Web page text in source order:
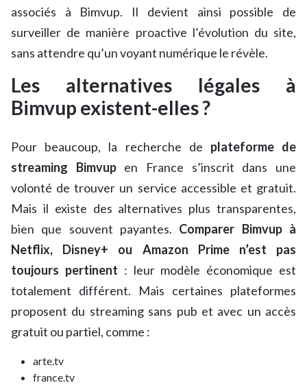
associés à Bimvup. Il devient ainsi possible de
surveiller de manière proactive l’évolution du site,
sans attendre qu’un voyant numérique le révèle.
Les alternatives légales à
Bimvup existent-elles ?
Pour beaucoup, la recherche de plateforme de
streaming Bimvupen France s’inscrit dans une
volonté de trouver un service accessible et gratuit.
Mais il existe des alternatives plus transparentes,
bien que souvent payantes. Comparer Bimvup à
Netflix, Disney+ ou Amazon Prime n’est pas
toujours pertinent : leur modèle économique est
totalement différent. Mais certaines plateformes
proposent du streaming sans pub et avec un accès
gratuit ou partiel, comme :
arte.tv
france.tv